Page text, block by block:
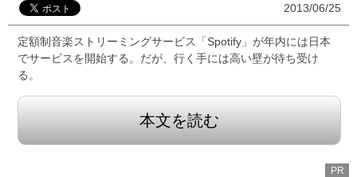
2013/06/25
定額制音楽ストリーミングサービス「Spotify」が年内には日本
でサービスを開始する。だが、行く手には高い壁が待ち受け
る。
本文を読む
PR